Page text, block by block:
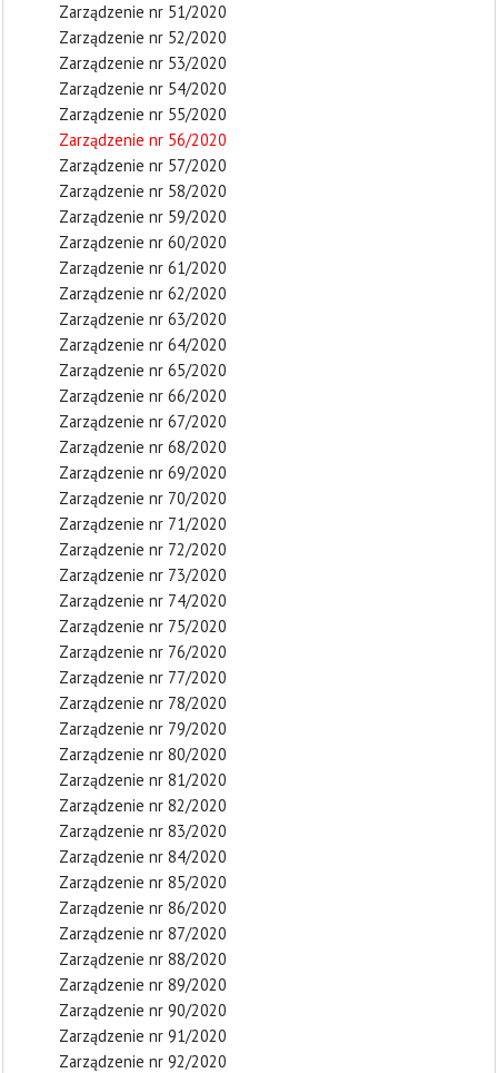
Zarządzenie nr 51/2020
Zarządzenie nr 52/2020
Zarządzenie nr 53/2020
Zarządzenie nr 54/2020
Zarządzenie nr 55/2020
Zarządzenie nr 56/2020
Zarządzenie nr 57/2020
Zarządzenie nr 58/2020
Zarządzenie nr 59/2020
Zarządzenie nr 60/2020
Zarządzenie nr 61/2020
Zarządzenie nr 62/2020
Zarządzenie nr 63/2020
Zarządzenie nr 64/2020
Zarządzenie nr 65/2020
Zarządzenie nr 66/2020
Zarządzenie nr 67/2020
Zarządzenie nr 68/2020
Zarządzenie nr 69/2020
Zarządzenie nr 70/2020
Zarządzenie nr 71/2020
Zarządzenie nr 72/2020
Zarządzenie nr 73/2020
Zarządzenie nr 74/2020
Zarządzenie nr 75/2020
Zarządzenie nr 76/2020
Zarządzenie nr 77/2020
Zarządzenie nr 78/2020
Zarządzenie nr 79/2020
Zarządzenie nr 80/2020
Zarządzenie nr 81/2020
Zarządzenie nr 82/2020
Zarządzenie nr 83/2020
Zarządzenie nr 84/2020
Zarządzenie nr 85/2020
Zarządzenie nr 86/2020
Zarządzenie nr 87/2020
Zarządzenie nr 88/2020
Zarządzenie nr 89/2020
Zarządzenie nr 90/2020
Zarządzenie nr 91/2020
Zarządzenie nr 92/2020